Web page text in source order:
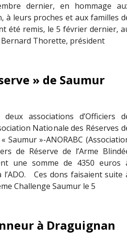
dernier, en hommage
à leurs proches et aux familles
été remis, le 5 février dernier,
Bernard Thorette, président
» de Saumur
associations d’Officiers
Nationale des Réserves
Saumur »-ANORABC
de Réserve de l’Arme
une somme de 4350 euros
Ces dons faisaient suite
Challenge Saumur le 5
à Draguignan